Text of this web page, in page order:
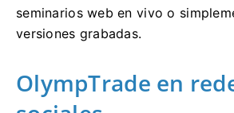
seminarios web en vivo o
versiones grabadas.
OlympTrade en